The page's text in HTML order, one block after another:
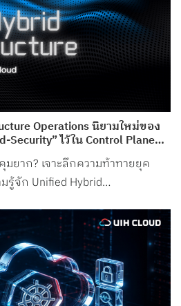
Operations นิยามใหม่ของ
Security” ไว้ใน Control Plane
ยาก? เจาะลึกความท้าทายยุค
รู้จัก Unified Hybrid